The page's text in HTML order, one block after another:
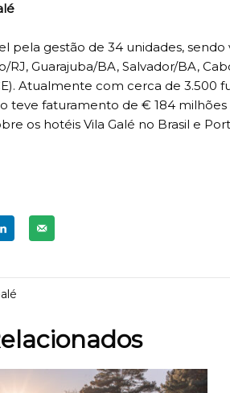
pela gestão de 34 unidades,
RJ, Guarajuba/BA, Salvador/BA,
Atualmente com cerca de 3.500
teve faturamento de ‎€ 184
os hotéis Vila Galé no Brasil e